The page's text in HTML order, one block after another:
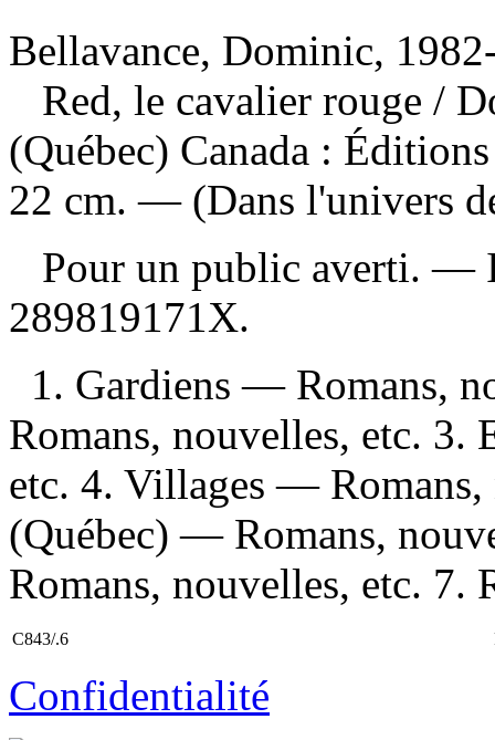
Bellavance, Dominic,
Red, le cavalier rouge /
(Québec) Canada :
22 cm. — (Dans l'univers
Pour un public averti. —
289819171X.
1. Gardiens — Romans,
Romans, nouvelles, etc. 3.
etc. 4. Villages —
(Québec) — Romans,
Romans, nouvelles, etc. 7.
C843/.6
Confidentialité